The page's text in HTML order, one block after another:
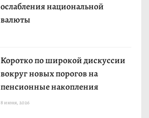
ослабления национальной
валюты
Коротко по широкой дискуссии
вокруг новых порогов на
пенсионные накопления
8 июня, 2026